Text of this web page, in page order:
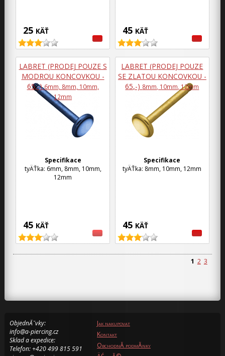
25 KÄŤ 45 KÄŤ
LABRET (PRODEJ POUZE S
MODROU KONCOVKOU -
65,-)6mm, 8mm, 10mm,
12mm
45 KÄŤ
Specifikace
tyÄŤka: 6mm, 8mm, 10mm,
12mm
LABRET (PRODEJ POUZE
SE ZLATOU KONCOVKOU -
65,-) 8mm, 10mm, 12mm
45 KÄŤ
Specifikace
tyÄŤka: 8mm, 10mm, 12mm
1 2 3
ObjednĂˇvky:
info@a-piercing.cz
Sklad a expedice:
Telefon: +420 499 815 591
Jak nakupovat
Kontakt
ObchodnĂ­ podmĂ­nky